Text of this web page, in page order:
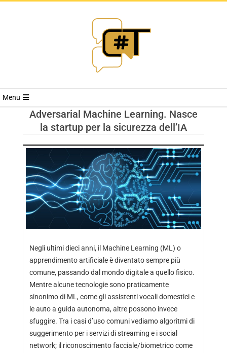
RIVISTA
TRENDS
Menu
Adversarial Machine Learning. Nasce
la startup per la sicurezza dell’IA
Negli ultimi dieci anni, il Machine Learning (ML) o
apprendimento artificiale è diventato sempre più
comune, passando dal mondo digitale a quello fisico.
Mentre alcune tecnologie sono praticamente
sinonimo di ML, come gli assistenti vocali domestici e
le auto a guida autonoma, altre possono invece
sfuggire. Tra i casi d’uso comuni vediamo algoritmi di
suggerimento per i servizi di streaming e i social
network; il riconoscimento facciale/biometrico come